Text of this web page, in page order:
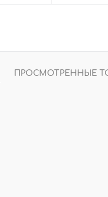
Сравнить
Быстрый
ПРОСМОТРЕННЫЕ